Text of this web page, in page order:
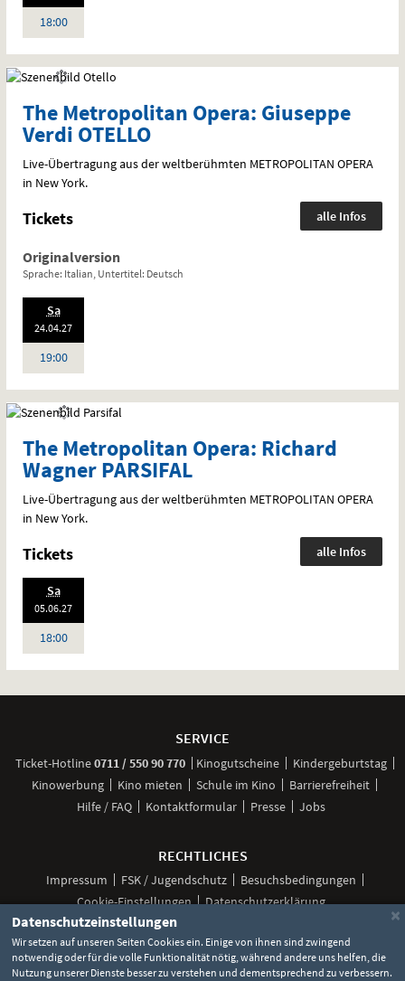
18:00Uhr
The Metropolitan Opera: Giuseppe
Verdi OTELLO
Live-Übertragung aus der weltberühmten METROPOLITAN OPERA
in New York.
alle Infos
Tickets
Originalversion
Sprache: Italian, Untertitel: Deutsch
Sa.,
24.04.20
27:
19:00Uhr
The Metropolitan Opera: Richard
Wagner PARSIFAL
Live-Übertragung aus der weltberühmten METROPOLITAN OPERA
in New York.
alle Infos
Tickets
Standardfassung
Sprache:
Deutsch
Sa.,
05.06.20
27:
18:00Uhr
SERVICE
Ticket-Hotline0711 / 550 90 770anrufen
Kinogutscheine
Kindergeburtstag
Kinowerbung
Kino mieten Schule im Kino
Barrierefreiheit
Hilfe / FAQ
Kontaktformular Presse Jobs
RECHTLICHES
Impressum FSK / Jugendschutz
Besuchsbedingungen
Cookie-Einstellungen
Datenschutzerklärung
Social UnsereUnsereUnsereUnserUnser
×
Datenschutzeinstellungen
Wir setzen auf unseren Seiten Cookies ein. Einige von ihnen sind zwingend
notwendig oder für die volle Funktionalität nötig, während andere uns helfen, die
Nutzung unserer Dienste besser zu verstehen und dementsprechend zu verbessern.